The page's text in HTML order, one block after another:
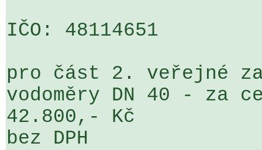
IČO: 48114651
pro část 2. veřejné
vodoměry DN 40 - za
42.800,- Kč
bez DPH